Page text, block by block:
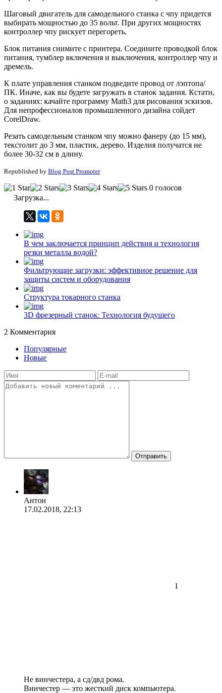
Шаговый двигатель для самодельного станка с чпу придется
выбирать мощностью до 35 вольт. При других мощностях
контроллер чпу рискует перегореть.
Блок питания снимите с принтера. Соедините проводкой блок
питания, тумблер включения и выключения, контроллер чпу и
дремель.
К плате управления станком подведите провод от лэптопа/
ПК. Иначе, как вы будете загружать в станок задания. Кстати,
о заданиях: качайте программу Math3 для рисования эскизов.
Для непрофессионалов промышленного дизайна сойдет
CorelDraw.
Резать самодельным станком чпу можно фанеру (до 15 мм),
текстолит до 3 мм, пластик, дерево. Изделия получатся не
более 30-32 см в длину.
Republished by Blog Post Promoter
0 голосов
Загрузка...
В чем заключается принцип действия и технология
резки металла водой?
Фильтрующие загрузки: эффективное решение для
защиты систем и оборудования
Структура токарного станка
3D фрезерный станок: Технология будущего
2 Комментария
Популярные
Новые
Отправить
Антон
17.02.2018, 22:13
1
Не винчестера, а сд/двд рома.
Винчестер — это жесткий диск компьютера.